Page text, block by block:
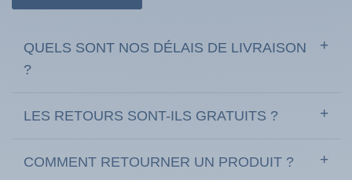
QUELS SONT NOS DÉLAIS DE LIVRAISON
?
LES RETOURS SONT-ILS GRATUITS ?
COMMENT RETOURNER UN PRODUIT ?